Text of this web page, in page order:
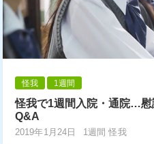
怪我 1週間
怪我で1週間入院・通院…
Q&A
2019年1月24日 1週間 怪我